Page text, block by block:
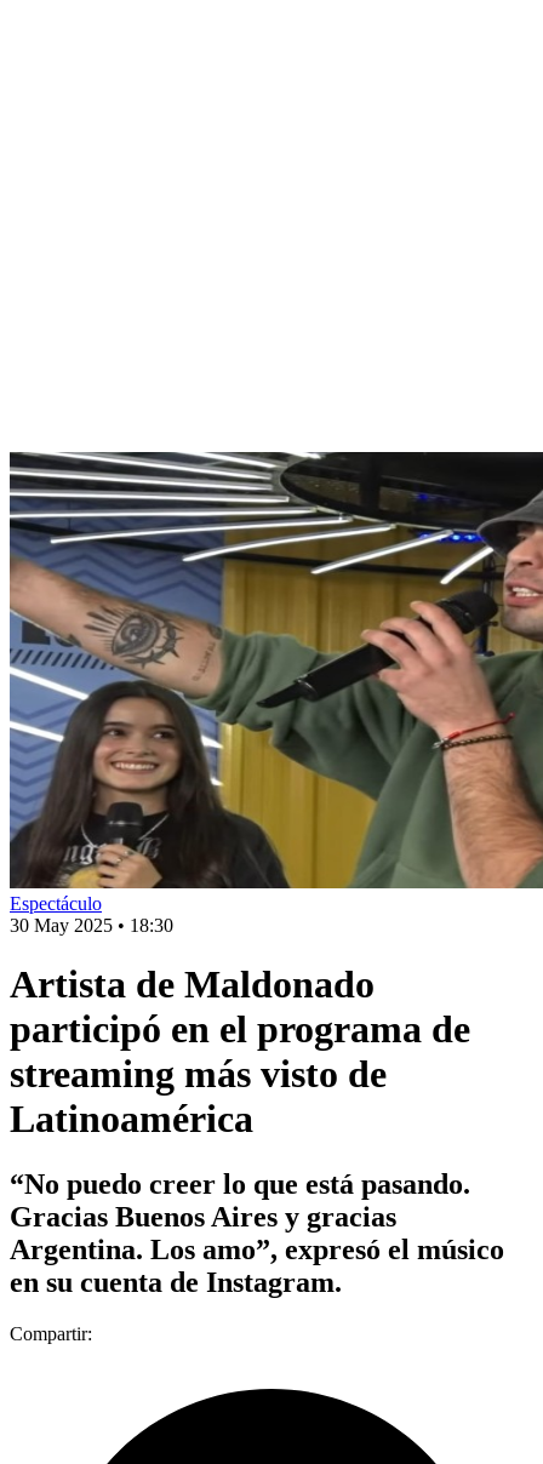
Espectáculo
30 May 2025 • 18:30
Artista de Maldonado
participó en el programa de
streaming más visto de
Latinoamérica
“No puedo creer lo que está pasando.
Gracias Buenos Aires y gracias
Argentina. Los amo”, expresó el músico
en su cuenta de Instagram.
Compartir: